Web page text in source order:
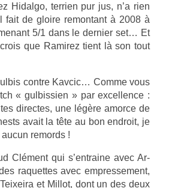
Hidal­go, ter­ri­en pur jus, n’a rien
fait de gloire re­mon­tant à 2008 à
5/1 dans le de­rni­er set… Et
que Ramirez tient là son tout
con­tre Kav­cic… Comme vous
« gul­bissi­en » par ex­cell­ence :
di­rec­tes, une légère amor­ce de
avait la tête au bon end­roit, je
re­mords !
Clément qui s’entraine avec Ar­
raquet­tes avec em­pres­se­ment,
et Mil­lot, dont un des deux